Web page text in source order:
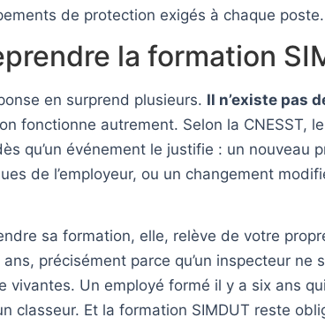
de protection exigés à chaque poste.
la formation
en surprend plusieurs. Il n’existe pas
fonctionne autrement. Selon la CNESST,
qu’un événement le justifie : un nouveau
de l’employeur, ou un changement
sa formation, elle, relève de votre
précisément parce qu’un inspecteur
Un employé formé il y a six ans
classeur. Et la formation SIMDUT reste